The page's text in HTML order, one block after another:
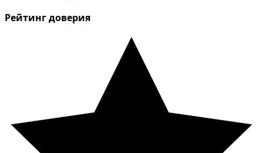
Рейтинг доверия